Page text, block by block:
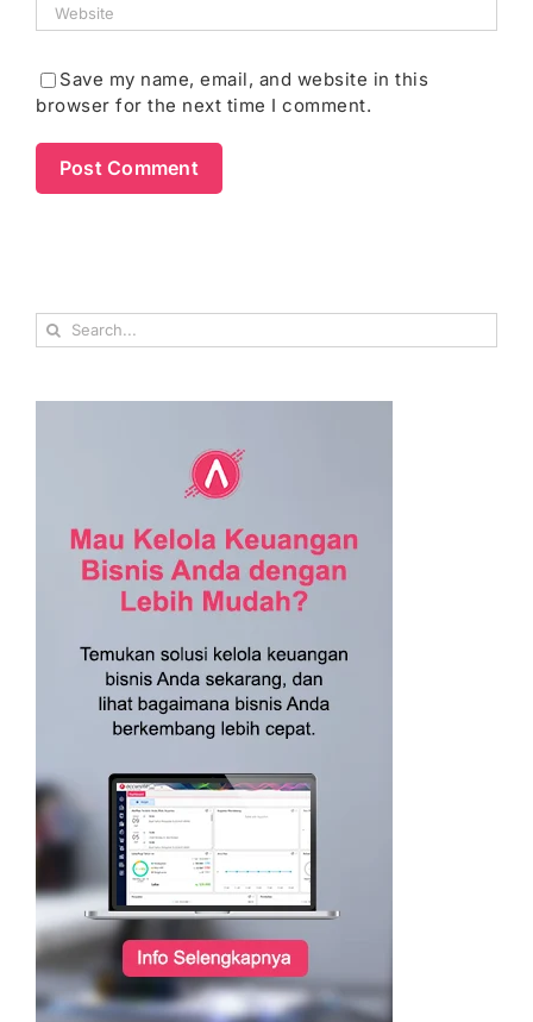
Save my name, email, and website in this
browser for the next time I comment.
Search
for: